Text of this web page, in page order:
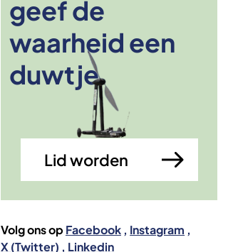
geef de
waarheid een
duwtje
Lid worden
Afbeelding
Volg ons op Facebook
Instagram
X (Twitter)
Linkedin